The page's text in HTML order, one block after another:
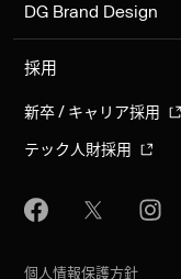
DG Brand Design
採用
新卒 / キャリア採用
テック人財採用
個人情報保護方針